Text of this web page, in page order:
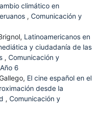
climático en
, Comunicación y
Latinoamericanos en
y ciudadanía de las
, Comunicación y
6
El cine español en el
desde la
, Comunicación y